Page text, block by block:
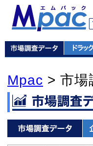
Mpac > 市